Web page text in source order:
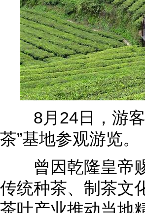
8月24日，游客
茶”基地参观游览。
曾因乾隆皇帝赐
传统种茶、制茶文
茶叶产业推动当地